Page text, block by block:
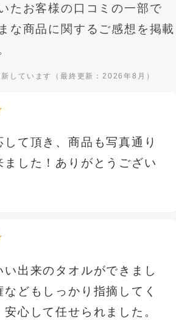
たお客様の口コミの一部で
な商品に関するご感想を掲載
しています（最終更新：2026年8月）
して頂き、商品も写真通り
ました！ありがとうござい
い出来のタオルができまし
などもしっかり指摘してく
心して任せられました。